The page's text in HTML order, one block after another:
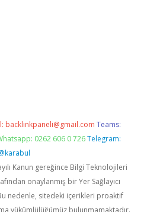
backlinkpaneli@gmail.com Teams:
0262 606 0 726 Telegram:
Kanun gereğince Bilgi Teknolojileri
onaylanmış bir Yer Sağlayıcı
nedenle, sitedeki içerikleri proaktif
yükümlülüğümüz bulunmamaktadır.